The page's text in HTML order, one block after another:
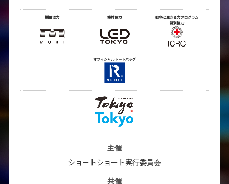
開催協力 機材協力
戦争と生きる力プログラム
特別協力
オフィシャルトートバッグ
主催
ショートショート実行委員会
共催